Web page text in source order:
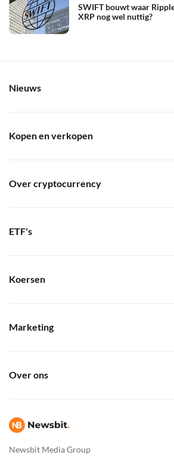
SWIFT bouwt waar
XRP nog wel nuttig?
Newsbit Media Group
Nieuws
Kopen en verkopen
Over cryptocurrency
ETF's
Koersen
Marketing
Over ons